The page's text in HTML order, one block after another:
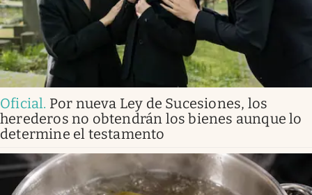
Oficial. Por nueva Ley de Sucesiones, los
herederos no obtendrán los bienes aunque lo
determine el testamento